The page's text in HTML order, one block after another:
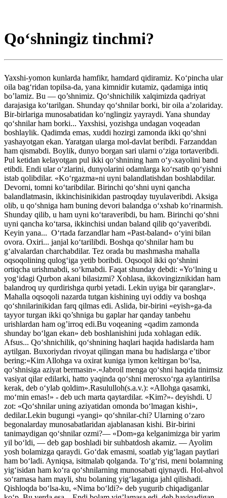
Qo‘shningiz tinchmi?
Yaxshi-yomon kunlarda hamfikr, hamdard qidiramiz. Ko‘pincha ular
oila bag‘ridan topilsa-da, yana kimnidir kutamiz, qadamiga intiq
bo’lamiz. Bu — qo’shnimiz. Qo‘shnichilik xalqimizda qadriyat
darajasiga ko‘tarilgan. Shunday qo‘shnilar borki, bir oila a’zolariday.
Bir-birlariga munosabatidan ko‘nglingiz yayraydi. Yana shunday
qo‘shnilar ham borki... Yaxshisi, yozishga undagan voqeadan
boshlaylik. Qadimda emas, xuddi hozirgi zamonda ikki qo‘shni
yashayotgan ekan. Yaratgan ularga mol-davlat beribdi. Farzanddan
ham qismabdi. Boylik, dunyo borgan sari ularni o‘ziga tortaveribdi.
Pul ketidan kelayotgan pul ikki qo‘shnining ham o‘y-xayolini band
etibdi. Endi ular o‘zlarini, dunyolarini odamlarga ko‘rsatib qo‘yishni
istab qolibdilar. «Ko‘rgazma»ni uyni balandlatishdan boshlabdilar.
Devorni, tomni ko‘taribdilar. Birinchi qo‘shni uyni qancha
balandlatmasin, ikkinchisinikidan pastroqday tuyulaveribdi. Aksiga
olib, u qo‘shniga ham buning devori balandga o‘xshab ko‘rinarmish.
Shunday qilib, u ham uyni ko‘taraveribdi, bu ham. Birinchi qo‘shni
uyni qancha ko‘tarsa, ikkinchisi undan baland qilib qo‘yaveribdi.
Keyin yana... O‘rtada farzandlar ham «Past-baland» o‘yini bilan
ovora. Oxiri... janjal ko‘tarilibdi. Boshqa qo‘shnilar ham bu
g‘alvalardan charchabdilar. Tez orada bu mashmasha mahalla
oqsoqolining qulog‘iga yetib boribdi. Oqsoqol ikki qo‘shnini
ortiqcha urishmabdi, so‘kmabdi. Faqat shunday debdi: «Yo‘lning u
yog‘idagi Qurbon akani bilasizmi? Xohlasa, ikkovingiznikidan ham
balandroq uy qurdirishga qurbi yetadi. Lekin uyiga bir qaranglar».
Mahalla oqsoqoli nazarda tutgan kishining uyi oddiy va boshqa
qo‘shnilarinikidan farq qilmas edi. Aslida, bir-birini «eyish»ga-da
tayyor turgan ikki qo’shniga bu gaplar har qanday tanbehu
urishlardan ham og’irroq edi.Bu voqeaning «qadim zamonda
shunday bo‘lgan ekan» deb boshlanishini juda xohlagan edik.
Afsus... Qo‘shnichilik, qo‘shnining haqlari haqida hadislarda ham
aytilgan. Buxoriydan rivoyat qilingan mana bu hadislarga e’tibor
bering:«Kim Allohga va oxirat kuniga iymon keltirgan bo‘lsa,
qo‘shnisiga aziyat bermasin».«Jabroil menga qo‘shni haqida tinimsiz
vasiyat qilar edilarki, hatto yaqinda qo‘shni merosxo‘rga aylantirilsa
kerak, deb o‘ylab qoldim».Rasululloh(s.a.v.): «Allohga qasamki,
mo‘min emas!» - deb uch marta qaytardilar. «Kim?»- deyishdi. U
zot: «Qo‘shnilar uning aziyatidan omonda bo‘lmagan kishi»,
dedilar.Lekin bugungi «yangi» qo‘shnilar-chi? Ularning o‘zaro
begonalarday munosabatlaridan ajablanasan kishi. Bir-birini
tanimaydigan qo‘shnilar ozmi?— «Dom»ga kelganimizga bir yarim
yil bo‘ldi, — deb gap boshladi bir suhbatdosh akamiz. — Ayolim
yosh bolamizga qaraydi. Go‘dak emasmi, soatlab yig‘lagan paytlari
ham bo‘ladi. Ayniqsa, isitmalab qolganda. To‘g‘risi, meni bolamning
yig‘isidan ham ko‘ra qo‘shnilarning munosabati qiynaydi. Hol-ahvol
so‘ramasa ham mayli, shu bolaning yig‘laganiga jahl qilishadi.
Qishloqda bo‘lsa-ku, «Nima bo‘ldi?» deb yugurib chiqadiganlar